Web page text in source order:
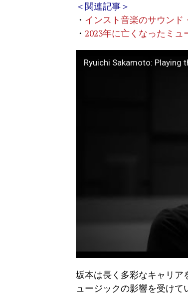
＜関連記事＞
・ インスト音楽のサウン
・ 2023年に亡くなったミ
Ryuichi Sakamoto: Playing
坂本は長く多彩なキャリア
ュージックの影響を受けて